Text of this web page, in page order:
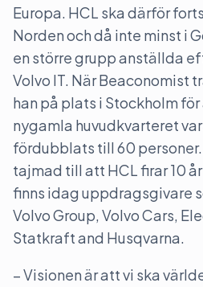
Europa. HCL ska därför
Norden och då inte minst i
en större grupp anställda
Volvo IT. När Beaconomist
han på plats i Stockholm
nygamla huvudkvarteret
fördubblats till 60
tajmad till att HCL firar 10
finns idag uppdragsgivare
Volvo Group, Volvo Cars,
Statkraft and Husqvarna.
– Visionen är att vi ska